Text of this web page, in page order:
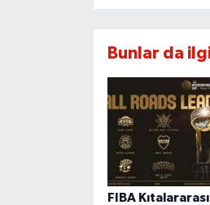
Bunlar da
FIBA